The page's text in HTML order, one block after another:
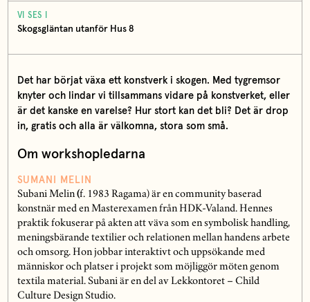
VI SES I
Skogsgläntan utanför Hus 8
Det har börjat växa ett konstverk i skogen. Med tygremsor
knyter och lindar vi tillsammans vidare på konstverket, eller
är det kanske en varelse? Hur stort kan det bli? Det är drop
in, gratis och alla är välkomna, stora som små.
Om workshopledarna
SUMANI MELIN
Subani Melin(f. 1983 Ragama) är en community baserad
konstnär med en Masterexamen från HDK-Valand. Hennes
praktik fokuserar på akten att väva som en symbolisk handling,
meningsbärande textilier och relationen mellan handens arbete
och omsorg. Hon jobbar interaktivt och uppsökande med
människor och platser i projekt som möjliggör möten genom
textila material. Subani är en del av Lekkontoret – Child
Culture Design Studio.